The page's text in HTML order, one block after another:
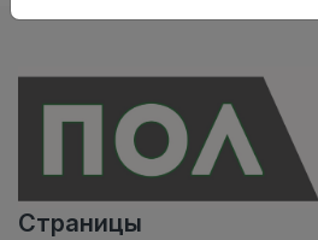
Страницы